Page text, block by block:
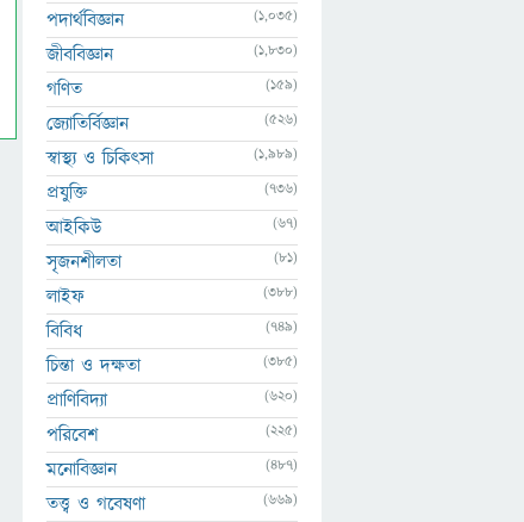
পদার্থবিজ্ঞান (1,035)
জীববিজ্ঞান (1,830)
গণিত (159)
জ্যোতির্বিজ্ঞান (526)
স্বাস্থ্য ও চিকিৎসা (1,989)
প্রযুক্তি (736)
আইকিউ (67)
সৃজনশীলতা (81)
লাইফ (388)
বিবিধ (749)
চিন্তা ও দক্ষতা (385)
প্রাণিবিদ্যা (620)
পরিবেশ (225)
মনোবিজ্ঞান (487)
তত্ত্ব ও গবেষণা (669)